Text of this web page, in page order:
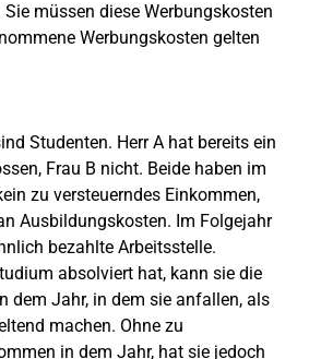
müssen diese Werbungskosten
Werbungskosten gelten
Studenten. Herr A hat bereits ein
Frau B nicht. Beide haben im
zu versteuerndes Einkommen,
Ausbildungskosten. Im Folgejahr
bezahlte Arbeitsstelle.
absolviert hat, kann sie die
dem Jahr, in dem sie anfallen, als
machen. Ohne zu
in dem Jahr, hat sie jedoch